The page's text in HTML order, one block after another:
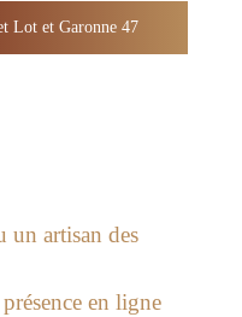
Lot et Garonne 47
un artisan des
en ligne